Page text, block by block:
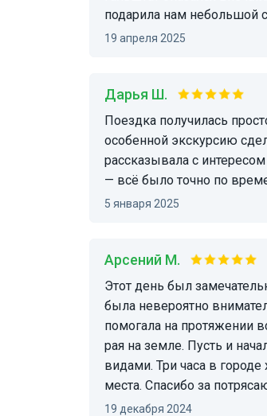
подарила нам небольшой
19 апреля 2025
Дарья Ш.
Поездка получилась просто замечательной. Гальштат — совершенно уникальный город, но
особенной экскурсию
рассказывала с
— всё было точно по
5 января 2025
Арсений М.
Этот день был замечательным — всё прошло организованно и без спешки. Наш гид Даша
была невероятно
помогала на протяжении
рая на земле. Пусть и
видами. Три часа в
места. Спасибо за
19 декабря 2024